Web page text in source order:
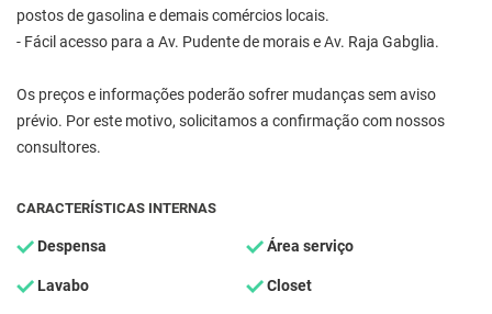
postos de gasolina e demais comércios locais.
- Fácil acesso para a Av. Pudente de morais e Av. Raja Gabglia.
Os preços e informações poderão sofrer mudanças sem aviso
prévio. Por este motivo, solicitamos a confirmação com nossos
consultores.
CARACTERÍSTICAS INTERNAS
Despensa Área serviço
Lavabo Closet